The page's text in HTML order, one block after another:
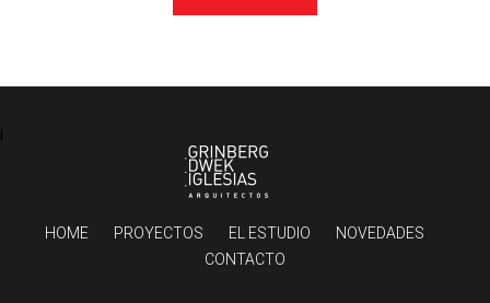
¡
HOME PROYECTOS EL ESTUDIO
NOVEDADES
CONTACTO